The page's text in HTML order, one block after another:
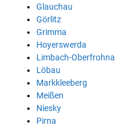
Glauchau
Görlitz
Grimma
Hoyerswerda
Limbach-Oberfrohna
Löbau
Markkleeberg
Meißen
Niesky
Pirna